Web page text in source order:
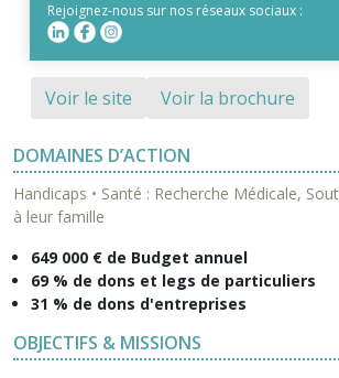
Rejoignez-nous sur nos réseaux sociaux :
Voir le site Voir la brochure
DOMAINES D’ACTION
Handicaps • Santé : Recherche Médicale,
à leur famille
649 000 € de Budget annuel
69 % de dons et legs de particuliers
31 % de dons d'entreprises
OBJECTIFS & MISSIONS